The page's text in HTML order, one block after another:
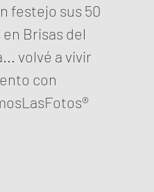
festejo sus 50
en Brisas del
volvé a vivir
con